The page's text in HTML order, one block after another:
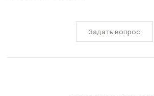
Задать вопрос